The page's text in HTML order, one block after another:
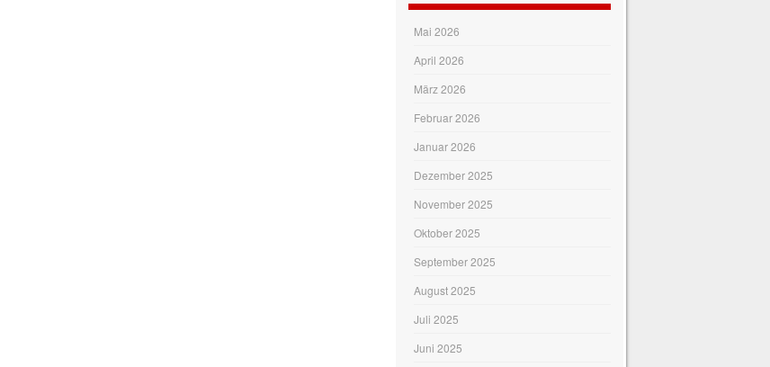
Mai 2026
April 2026
März 2026
Februar 2026
Januar 2026
Dezember 2025
November 2025
Oktober 2025
September 2025
August 2025
Juli 2025
Juni 2025